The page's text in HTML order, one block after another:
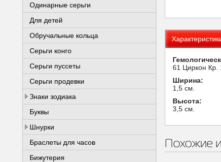
Одинарные серьги
Для детей
Обручальные кольца
Серьги конго
Серьги пуссеты
Серьги продевки
Знаки зодиака
Буквы
Шнурки
Браслеты для часов
Бижутерия
61 Циркон Кр.
Ширина:
1,5 см.
Высота:
3,5 см.
Похожие